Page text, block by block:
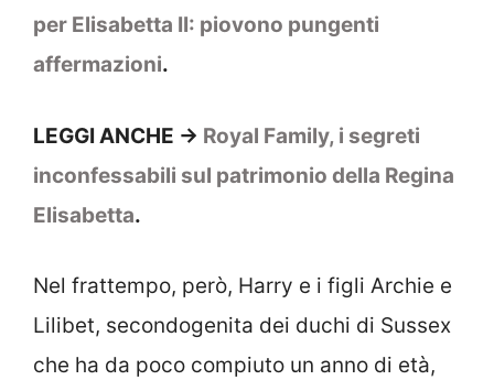
per Elisabetta II: piovono pungenti
affermazioni.
LEGGI ANCHE -> Royal Family, i segreti
inconfessabili sul patrimonio della Regina
Elisabetta.
Nel frattempo, però, Harry e i figli Archie e
Lilibet, secondogenita dei duchi di Sussex
che ha da poco compiuto un anno di età,